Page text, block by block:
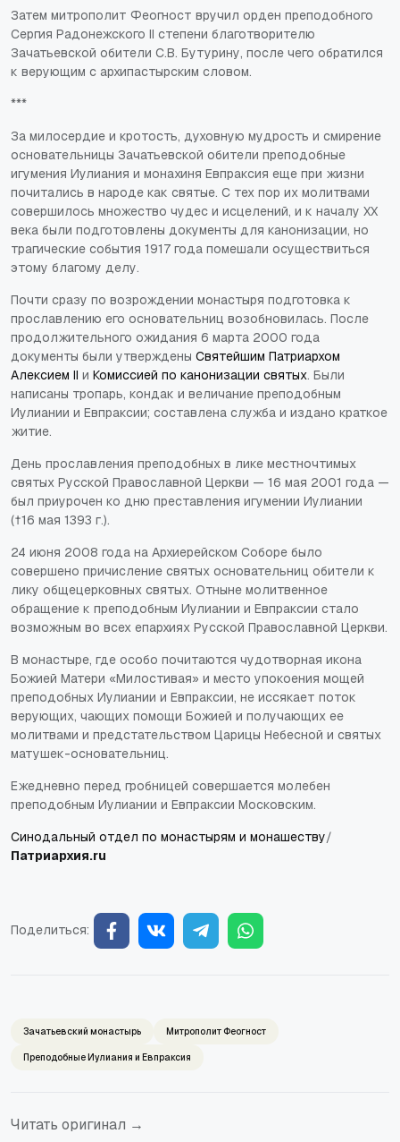
Затем митрополит Феогност вручил орден преподобного
Сергия Радонежского II степени благотворителю
Зачатьевской обители С.В. Бутурину, после чего обратился
к верующим с архипастырским словом.
***
За милосердие и кротость, духовную мудрость и смирение
основательницы Зачатьевской обители преподобные
игумения Иулиания и монахиня Евпраксия еще при жизни
почитались в народе как святые. С тех пор их молитвами
совершилось множество чудес и исцелений, и к началу XX
века были подготовлены документы для канонизации, но
трагические события 1917 года помешали осуществиться
этому благому делу.
Почти сразу по возрождении монастыря подготовка к
прославлению его основательниц возобновилась. После
продолжительного ожидания 6 марта 2000 года
документы были утверждены Святейшим Патриархом
Алексием II и Комиссией по канонизации святых. Были
написаны тропарь, кондак и величание преподобным
Иулиании и Евпраксии; составлена служба и издано краткое
житие.
День прославления преподобных в лике местночтимых
святых Русской Православной Церкви — 16 мая 2001 года —
был приурочен ко дню преставления игумении Иулиании
(†16 мая 1393 г.).
24 июня 2008 года на Архиерейском Соборе было
совершено причисление святых основательниц обители к
лику общецерковных святых. Отныне молитвенное
обращение к преподобным Иулиании и Евпраксии стало
возможным во всех епархиях Русской Православной Церкви.
В монастыре, где особо почитаются чудотворная икона
Божией Матери «Милостивая» и место упокоения мощей
преподобных Иулиании и Евпраксии, не иссякает поток
верующих, чающих помощи Божией и получающих ее
молитвами и предстательством Царицы Небесной и святых
матушек-основательниц.
Ежедневно перед гробницей совершается молебен
преподобным Иулиании и Евпраксии Московским.
Синодальный отдел по монастырям и монашеству/
Патриархия.ru
Поделиться:
Зачатьевский монастырь Митрополит Феогност
Преподобные Иулиания и Евпраксия
Читать оригинал →